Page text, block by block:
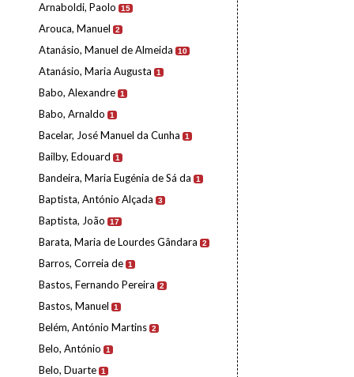
Arnaboldi, Paolo 15
Arouca, Manuel 2
Atanásio, Manuel de Almeida 10
Atanásio, Maria Augusta 1
Babo, Alexandre 1
Babo, Arnaldo 1
Bacelar, José Manuel da Cunha 1
Bailby, Edouard 1
Bandeira, Maria Eugénia de Sá da 1
Baptista, António Alçada 3
Baptista, João 17
Barata, Maria de Lourdes Gândara 2
Barros, Correia de 1
Bastos, Fernando Pereira 2
Bastos, Manuel 1
Belém, António Martins 2
Belo, António 1
Belo, Duarte 1